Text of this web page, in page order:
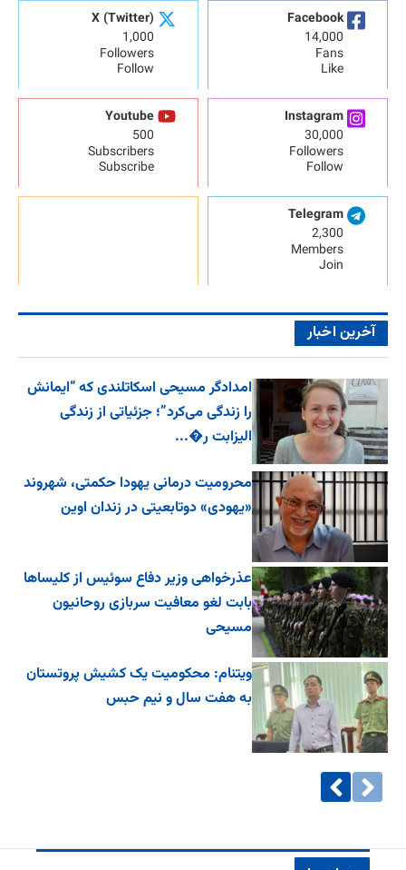
Facebook
14,000
Fans
Like
X (Twitter)
1,000
Followers
Follow
Instagram
30,000
Followers
Follow
Youtube
500
Subscribers
Subscribe
Telegram
2,300
Members
Join
آخرین اخبار
امدادگر مسیحی اسکاتلندی که “ایمانش
را زندگی می‌کرد”؛ جزئیاتی از زندگی
الیزابت ر�...
محرومیت درمانی یهودا حکمتی، شهروند
«یهودی» دوتابعیتی در زندان اوین
عذرخواهی وزیر دفاع سوئیس از کلیساها
بابت لغو معافیت سربازی روحانیون
مسیحی
ویتنام: محکومیت یک کشیش پروتستان
به هفت سال و نیم حبس